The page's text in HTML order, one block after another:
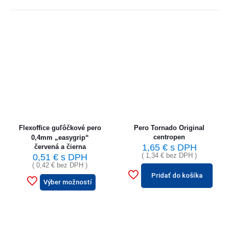
Flexoffice guľôčkové pero
0,4mm „easygrip“
červená a čierna
0,51 €s DPH
( 0,42 € bez DPH )
Výber možností
Pero Tornado Original
centropen
1,65 €s DPH
( 1,34 € bez DPH )
Pridať do košíka